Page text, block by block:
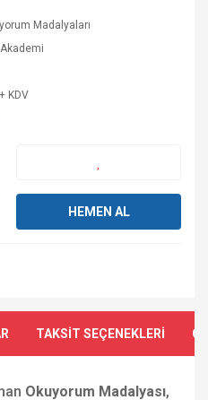
Madalyaları
KDV
HEMEN AL
TAKSİT SEÇENEKLERİ
Okuyorum Madalyası,